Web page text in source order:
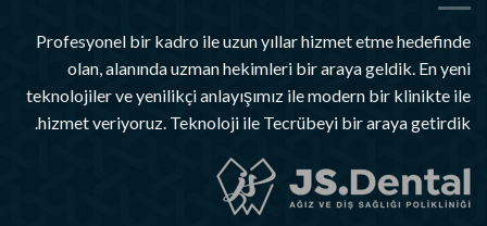
Profesyonel bir kadro ile uzun yıllar hizmet etme hedefinde
olan, alanında uzman hekimleri bir araya geldik. En yeni
teknolojiler ve yenilikçi anlayışımız ile modern bir klinikte ile
hizmet veriyoruz. Teknoloji ile Tecrübeyi bir araya getirdik.